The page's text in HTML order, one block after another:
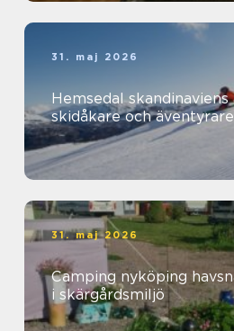
31. maj 2026
Hemsedal skandinaviens alpdröm för
skidåkare och äventyrare
31. maj 2026
Camping nyköping havsnära upplevelser
i skärgårdsmiljö